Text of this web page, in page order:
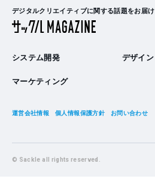
デジタルクリエイティブに関する話題をお届け
システム開発 デザイン
マーケティング
運営会社情報 個人情報保護方針 お問い合わせ
© Sackle all rights reserved.